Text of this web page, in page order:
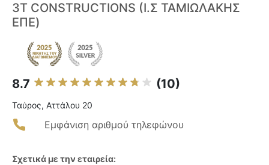
3T CONSTRUCTIONS (Ι.Σ ΤΑΜΙΩΛΑΚΗΣ
ΕΠΕ)
8.7 (10)
Ταύρος, Αττάλου 20
Εμφάνιση αριθμού τηλεφώνου
Σχετικά με την εταιρεία: